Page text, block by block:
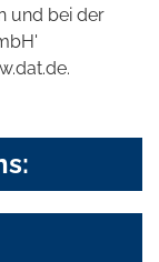
und bei der